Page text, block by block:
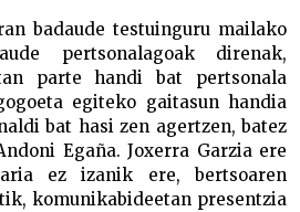
badaude testuinguru mailako
pertsonalagoak direnak,
parte handi bat pertsonala
egiteko gaitasun handia
bat hasi zen agertzen, batez
Egaña. Joxerra Garzia ere
ez izanik ere, bertsoaren
komunikabideetan presentzia